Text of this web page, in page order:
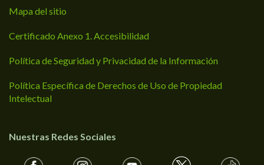
Mapa del sitio
Certificado Anexo 1. Accesibilidad
Política de Seguridad y Privacidad de la Información
Política Específica de Derechos de Uso de Propiedad
Intelectual
Nuestras Redes Sociales